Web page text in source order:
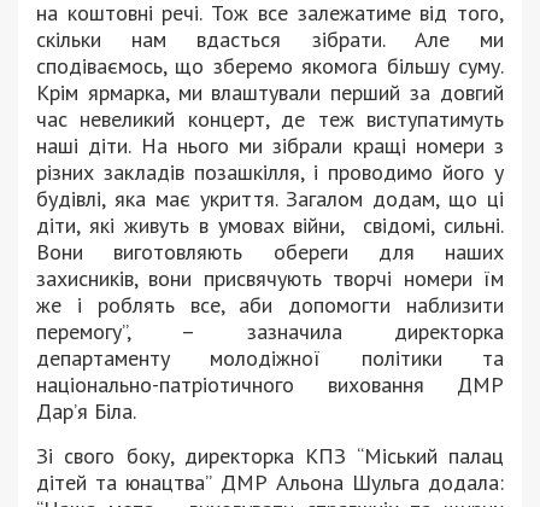
на коштовні речі. Тож все залежатиме від того,
скільки нам вдасться зібрати. Але ми
сподіваємось, що зберемо якомога більшу суму.
Крім ярмарка, ми влаштували перший за довгий
час невеликий концерт, де теж виступатимуть
наші діти. На нього ми зібрали кращі номери з
різних закладів позашкілля, і проводимо його у
будівлі, яка має укриття. Загалом додам, що ці
діти, які живуть в умовах війни, свідомі, сильні.
Вони виготовляють обереги для наших
захисників, вони присвячують творчі номери їм
же і роблять все, аби допомогти наблизити
перемогу”, – зазначила директорка
департаменту молодіжної політики та
національно-патріотичного виховання ДМР
Дар’я Біла.
Зі свого боку, директорка КПЗ “Міський палац
дітей та юнацтва” ДМР Альона Шульга додала: